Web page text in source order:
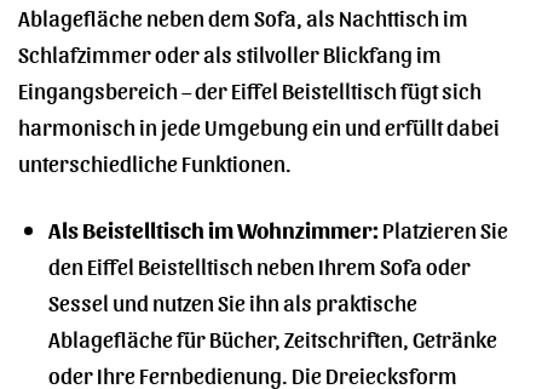
Ablagefläche neben dem Sofa, als Nachttisch im
Schlafzimmer oder als stilvoller Blickfang im
Eingangsbereich – der Eiffel Beistelltisch fügt sich
harmonisch in jede Umgebung ein und erfüllt dabei
unterschiedliche Funktionen.
Als Beistelltisch im Wohnzimmer:Platzieren Sie
den Eiffel Beistelltisch neben Ihrem Sofa oder
Sessel und nutzen Sie ihn als praktische
Ablagefläche für Bücher, Zeitschriften, Getränke
oder Ihre Fernbedienung. Die Dreiecksform